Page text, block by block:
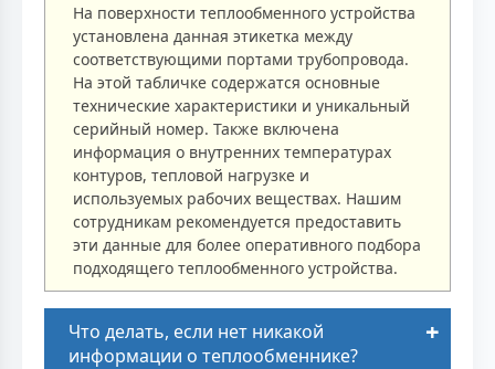
На поверхности теплообменного устройства
установлена данная этикетка между
соответствующими портами трубопровода.
На этой табличке содержатся основные
технические характеристики и уникальный
серийный номер. Также включена
информация о внутренних температурах
контуров, тепловой нагрузке и
используемых рабочих веществах. Нашим
сотрудникам рекомендуется предоставить
эти данные для более оперативного подбора
подходящего теплообменного устройства.
Что делать, если нет никакой
информации о теплообменнике?